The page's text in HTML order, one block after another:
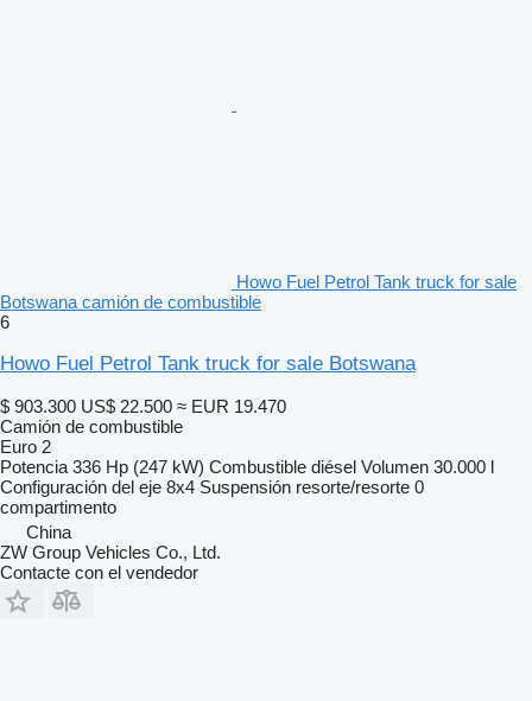
Howo Fuel Petrol Tank truck for sale
Botswana camión de combustible
6
Howo Fuel Petrol Tank truck for sale Botswana
$ 903.300 US$ 22.500 ≈ EUR 19.470
Camión de combustible
Euro 2
Potencia 336 Hp (247 kW) Combustible diésel Volumen 30.000 l
Configuración del eje 8x4 Suspensión resorte/resorte 0
compartimento
China
ZW Group Vehicles Co., Ltd.
Contacte con el vendedor